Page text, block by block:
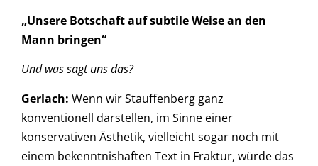
„Unsere Botschaft auf subtile Weise an den
Mann bringen“
Und was sagt uns das?
Gerlach: Wenn wir Stauffenberg ganz
konventionell darstellen, im Sinne einer
konservativen Ästhetik, vielleicht sogar noch mit
einem bekenntnishaften Text in Fraktur, würde das